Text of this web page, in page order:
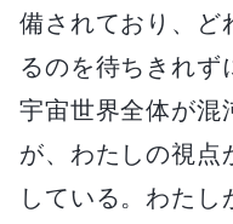
備されており、ど
るのを待ちきれず
宇宙世界全体が混
が、わたしの視点
している。わた